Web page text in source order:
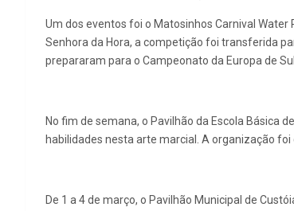
Um dos eventos foi o Matosinhos Carnival
Senhora da Hora, a competição foi transferida
prepararam para o Campeonato da Europa de
No fim de semana, o Pavilhão da Escola Básica
habilidades nesta arte marcial. A organização
De 1 a 4 de março, o Pavilhão Municipal de